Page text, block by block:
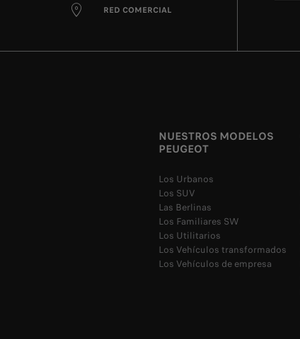
RED COMERCIAL
NUESTROS MODELOS
PEUGEOT
Los Urbanos
Los SUV
Las Berlinas
Los Familiares SW
Los Utilitarios
Los Vehículos transformados
Los Vehículos de empresa